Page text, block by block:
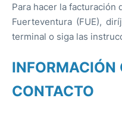
Para hacer la facturación
Fuerteventura (FUE),
terminal o siga las
INFORMACIÓN
CONTACTO